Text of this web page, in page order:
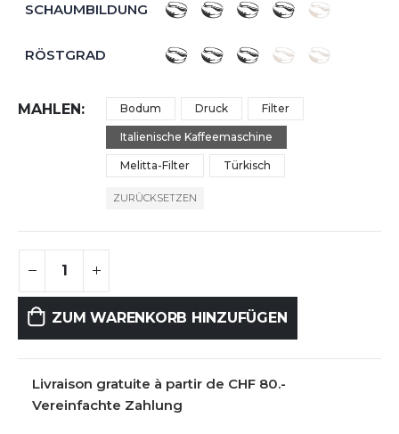
SCHAUMBILDUNG
RÖSTGRAD
MAHLEN Bodum Druck Filter
Italienische Kaffeemaschine
Melitta-Filter Türkisch
ZURÜCKSETZEN
ZUM WARENKORB HINZUFÜGEN
Livraison gratuite à partir de CHF 80.-
Vereinfachte Zahlung